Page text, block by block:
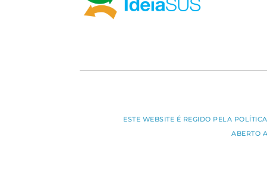
ESTE WEBSITE É REGIDO PELA
ABERTO